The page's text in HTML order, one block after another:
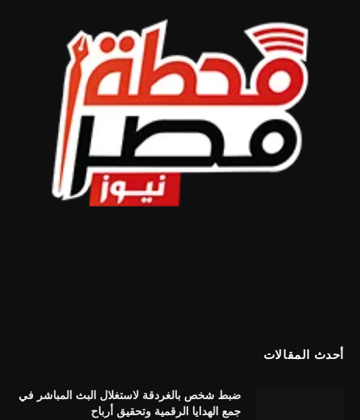
أحدث المقالات
ضبط شخص بالغردقة لاستغلال البث المباشر في
جمع الهدايا الرقمية وتحقيق أرباح